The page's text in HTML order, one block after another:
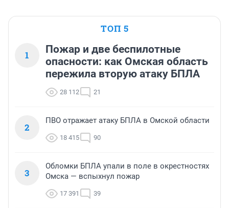
ТОП 5
1
Пожар и две беспилотные
опасности: как Омская область
пережила вторую атаку БПЛА
28 112 21
2
ПВО отражает атаку БПЛА в Омской области
18 415 90
3
Обломки БПЛА упали в поле в окрестностях
Омска — вспыхнул пожар
17 391 39